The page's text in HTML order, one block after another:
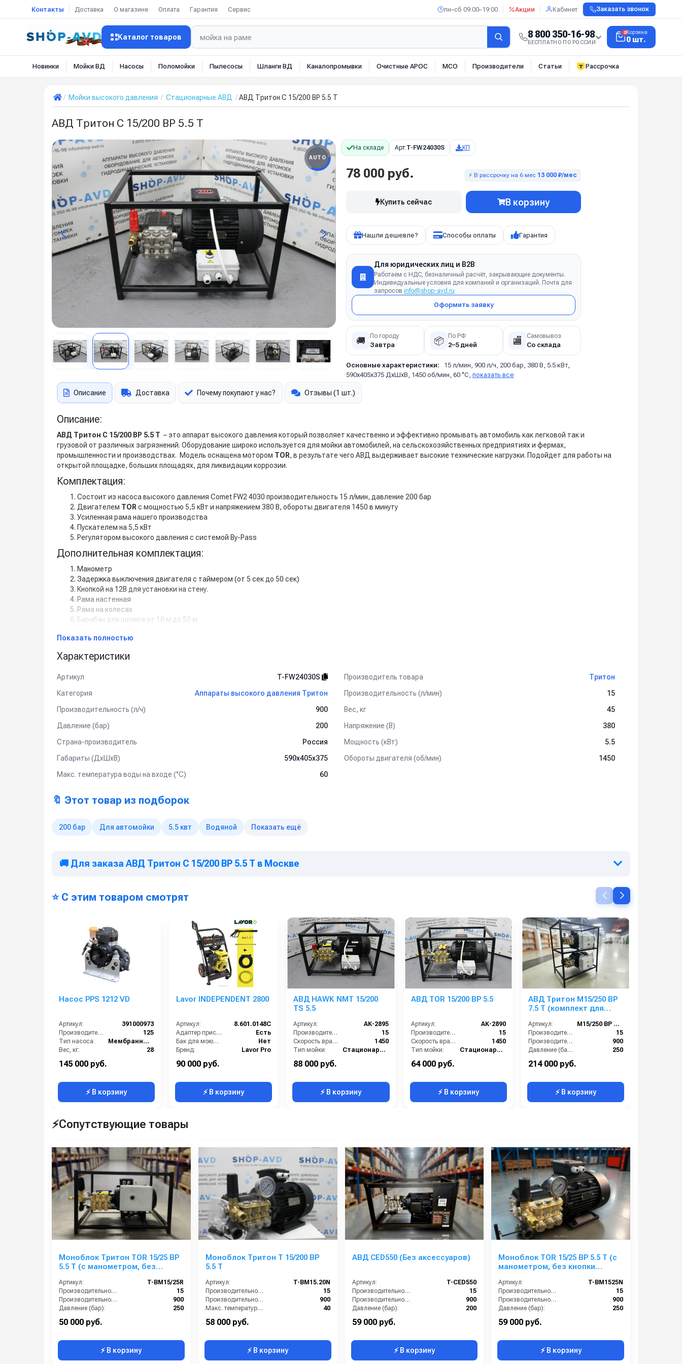
Контакты Доставка О магазине Оплата Гарантия Сервис пн–сб 09:00–19:00 Акции Кабинет Заказать звонок
Каталог товаров 8 800 350-16-98
БЕСПЛАТНО ПО РОССИИ
0Корзина
0 шт.
Новинки Мойки ВД Насосы Поломойки Пылесосы Шланги ВД Каналопромывки Очистные АРОС МСО Производители Статьи Рассрочка
Мойки высокого давления Стационарные АВД АВД Тритон C 15/200 BP 5.5 T
АВД Тритон C 15/200 BP 5.5 T
AUTO
На складе Арт:T-FW24030S КП
78 000 руб. ⚡ В рассрочку на 6 мес 13 000 ₽/мес
Купить сейчас В корзину
Нашли дешевле? Способы оплаты Гарантия
Для юридических лиц и B2B
Работаем с НДС, безналичный расчёт, закрывающие документы.
Индивидуальные условия для компаний и организаций. Почта для
запросов info@shop-avd.ru
Оформить заявку
🚚 По городу
Завтра 📦 По РФ
2–5 дней 🏬 Самовывоз
Со склада
Основные характеристики:
15 л/мин, 900 л/ч, 200 бар, 380 В, 5.5 кВт,
590х405х375 ДхШхВ, 1450 об/мин, 60 °C, показать все
Описание Доставка Почему покупают у нас? Отзывы (1 шт.)
Описание:
АВД Тритон C 15/200 BP 5.5 T – это аппарат высокого давления который позволяет качественно и эффективно промывать автомобиль как легковой так и
грузовой от различных загрязнений. Оборудование широко используется для мойки автомобилей, на сельскохозяйственных предприятиях и фермах,
промышленности и производствах. Модель оснащена мотором TOR, в результате чего АВД выдерживает высокие технические нагрузки. Подойдет для работы на
открытой площадке, больших площадях, для ликвидации коррозии.
Комплектация:
Состоит из насоса высокого давления Comet FW2 4030 производительность 15 л/мин, давление 200 бар
Двигателем TOR с мощностью 5,5 кВт и напряжением 380 В, обороты двигателя 1450 в минуту
Усиленная рама нашего производства
Пускателем на 5,5 кВт
Регулятором высокого давления с системой By-Pass
Дополнительная комплектация:
Манометр
Задержка выключения двигателя с таймером (от 5 сек до 50 сек)
Кнопкой на 12В для установки на стену.
Рама настенная
Рама на колесах
Барабан для шланга от 10 м до 50 м
Шланг высокого давления от 1 м до 50 м
Система пескоструй
Спектр применения:
Используется на профессиональных автомойках, как легкого типа так и грузового.
Мойка полов и открытых площадок
Подготовка конструкций к антикоррозионным работам, удаления штукатурки, краски
Очистка и дезинфекция полов, поверхностей и оборудования на
Показать полностью
Характеристики
Артикул T-FW24030S Производитель товара
Тритон
Категория
Аппараты высокого давления Тритон Производительность (л/мин)
15
Производительность (л/ч)
900 Вес, кг
45
Давление (бар)
200 Напряжение (В)
380
Страна-производитель
Россия Мощность (кВт)
5.5
Габариты (ДхШхВ)
590х405х375 Обороты двигателя (об/мин)
1450
Макс. температура воды на входе (°C)
60
🔖 Этот товар из подборок
200 бар Для автомойки 5.5 квт Водяной Показать ещё
🚚 Для заказа АВД Тритон C 15/200 BP 5.5 T в Москве
⭐ С этим товаром смотрят
Насос PPS 1212 VD
Артикул:
391000973
Производительность (л/мин):
125
Тип насоса:
Мембранный, диафрагменный
Вес, кг:
28
Давление (бар):
Страна-производитель:
145 000 руб.
⚡ В корзину
Lavor INDEPENDENT 2800
Артикул:
8.601.0148C
Адаптер присоединения к шлангу:
Есть
Бак для моющих средств:
Нет
Бренд:
Lavor Pro
Грязевая фреза:
Длина шланга ВД (м):
90 000 руб.
⚡ В корзину
АВД HAWK NMT 15/200
TS 5.5
Артикул:
AK-2895
Производительность (л/мин):
15
Скорость вращения (об/мин):
1450
Тип мойки:
Стационарная
Рабочее давление (бар):
Мощность (кВт):
88 000 руб.
⚡ В корзину
АВД TOR 15/200 BP 5.5
Артикул:
AK-2890
Производительность (л/мин):
15
Скорость вращения (об/мин):
1450
Тип мойки:
Стационарная
Рабочее давление (бар):
Мощность (кВт):
64 000 руб.
⚡ В корзину
АВД Тритон М15/250 BP
7.5 T (комплект для
Артикул:
М15/250 BP 7.5 T
Производительность (л/мин):
15
Производительность (л/ч):
900
Давление (бар):
250
Страна-производитель:
Мощность (кВт):
214 000 руб.
⚡ В корзину
⚡Сопутствующие товары
Моноблок Тритон TOR 15/25 ВР
5.5 T (с манометром, без
Артикул:
T-BM15/25R
Производительность (л/мин):
15
Производительность (л/ч):
900
Давление (бар):
250
Напряжение (В):
50 000 руб.
⚡ В корзину
Моноблок Тритон T 15/200 BP
5.5 T
Артикул:
T-BM15.20N
Производительность (л/мин):
15
Производительность (л/ч):
900
Макс. температура воды на входе (°C):
40
58 000 руб.
⚡ В корзину
АВД CED550 (Без аксессуаров)
Артикул:
T-CED550
Производительность (л/мин):
15
Производительность (л/ч):
900
Давление (бар):
200
Напряжение (В):
59 000 руб.
⚡ В корзину
Моноблок TOR 15/25 BP 5.5 T (с
манометром, без кнопки
Артикул:
T-BM1525N
Производительность (л/мин):
15
Производительность (л/ч):
900
Давление (бар):
250
Напряжение (В):
59 000 руб.
⚡ В корзину